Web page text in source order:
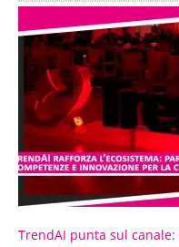
TrendAI punta sul